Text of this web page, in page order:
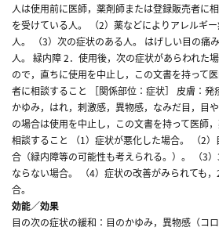
人は使用前に医師，薬剤師または登録販売者に
を受けている人。 （2）薬などによりアレルギ
人。 （3）次の症状のある人。 はげしい目の痛
人。 緑内障 2．使用後，次の症状があらわれた
ので，直ちに使用を中止し，この文書を持って
者に相談すること ［関係部位：症状］ 皮膚：発
かゆみ，はれ，刺激感，異物感，なみだ目，目
の場合は使用を中止し，この文書を持って医師
相談すること （1）症状が悪化した場合。 （2
合（緑内障等の可能性も考えられる。）。 （3
ならない場合。 （4）症状の改善がみられても
合。
効能／効果
目の次の症状の緩和：目のかゆみ，異物感（コ